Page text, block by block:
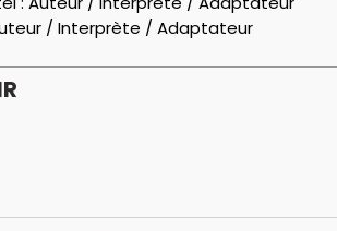
/ Interprète / Adaptateur